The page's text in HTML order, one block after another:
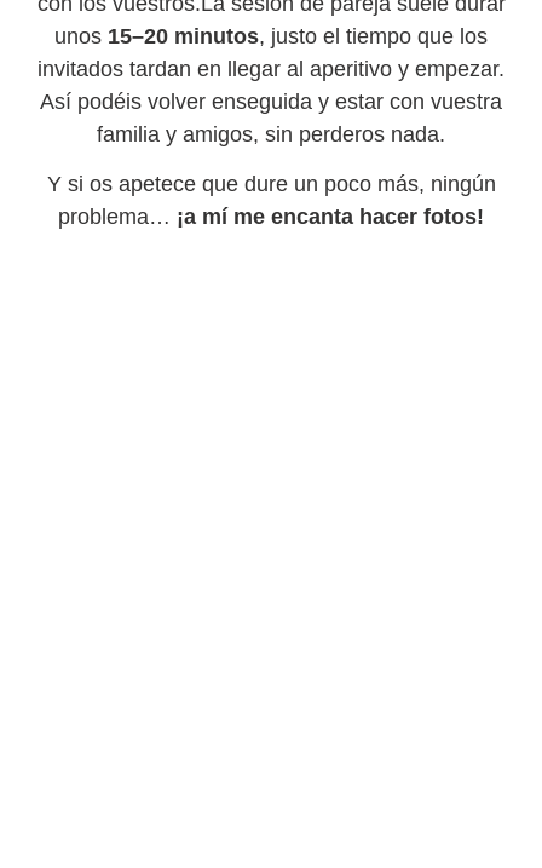
unos 15–20 minutos, justo el tiempo que los
invitados tardan en llegar al aperitivo y empezar.
Así podéis volver enseguida y estar con vuestra
familia y amigos, sin perderos nada.
Y si os apetece que dure un poco más, ningún
problema… ¡a mí me encanta hacer fotos!